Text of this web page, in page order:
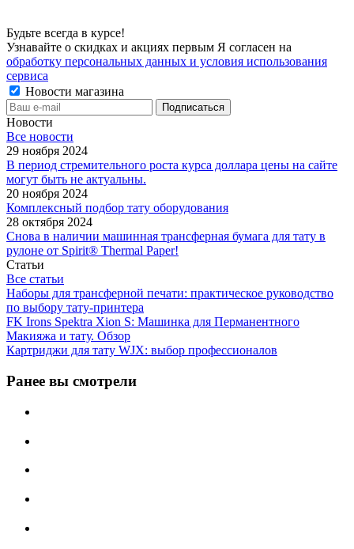
Будьте всегда в курсе!
Узнавайте о скидках и акциях первым Я согласен на
обработку персональных данных и условия использования
сервиса
Новости магазина
Новости
Все новости
29 ноября 2024
В период стремительного роста курса доллара цены на сайте
могут быть не актуальны.
20 ноября 2024
Комплексный подбор тату оборудования
28 октября 2024
Снова в наличии машинная трансферная бумага для тату в
рулоне от Spirit® Thermal Paper!
Статьи
Все статьи
Наборы для трансферной печати: практическое руководство
по выбору тату‑принтера
FK Irons Spektra Xion S: Машинка для Перманентного
Макияжа и тату. Обзор
Картриджи для тату WJX: выбор профессионалов
Ранее вы смотрели